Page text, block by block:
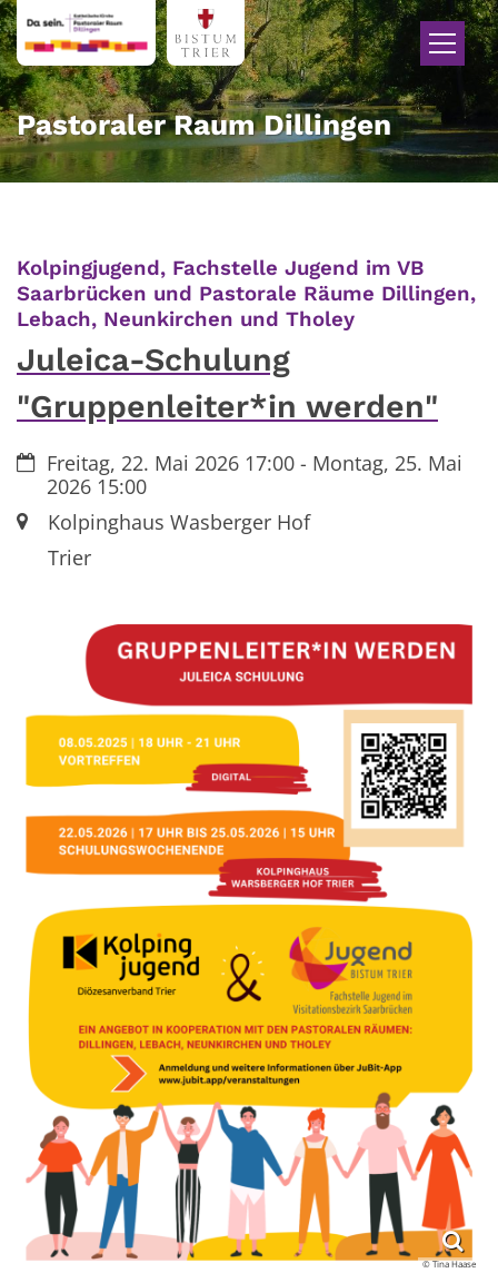
Zum Inhalt springen
Pastoraler Raum Dillingen
Kolpingjugend, Fachstelle Jugend im VB
Saarbrücken und Pastorale Räume Dillingen,
Lebach, Neunkirchen und Tholey:
Juleica-Schulung
"Gruppenleiter*in werden"
Datum:
Freitag, 22. Mai 2026 17:00 - Montag, 25. Mai
2026 15:00
Ort:Kolpinghaus Wasberger Hof
Trier
© Tina Haase